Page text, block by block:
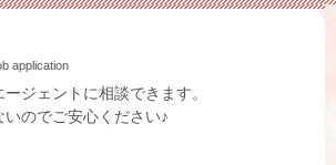
application
ジェントに相談できます。
のでご安心ください♪